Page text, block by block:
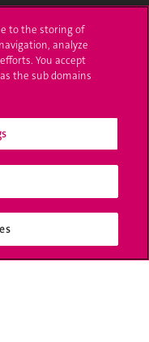
to the storing of
analyze
You accept
the sub domains